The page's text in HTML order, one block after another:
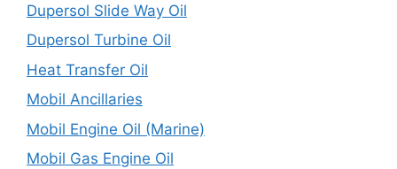
Dupersol Slide Way Oil
Dupersol Turbine Oil
Heat Transfer Oil
Mobil Ancillaries
Mobil Engine Oil (Marine)
Mobil Gas Engine Oil